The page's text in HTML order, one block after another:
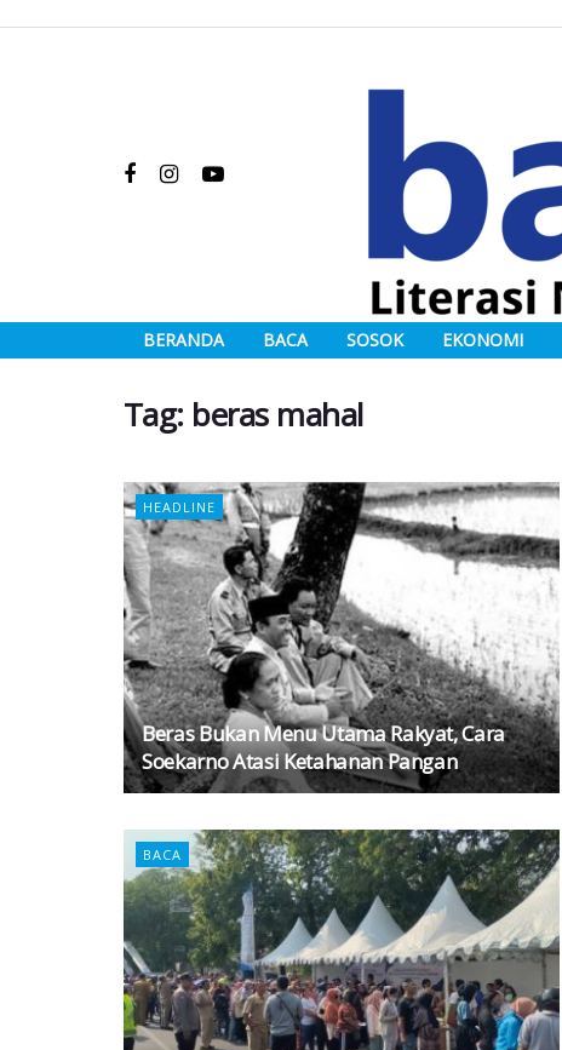
BERANDA BACA SOSOK EKONOMI
Tag: beras mahal
HEADLINE
Beras Bukan Menu Utama Rakyat, Cara
Soekarno Atasi Ketahanan Pangan
BACA